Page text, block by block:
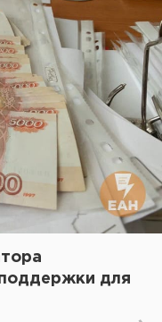
для